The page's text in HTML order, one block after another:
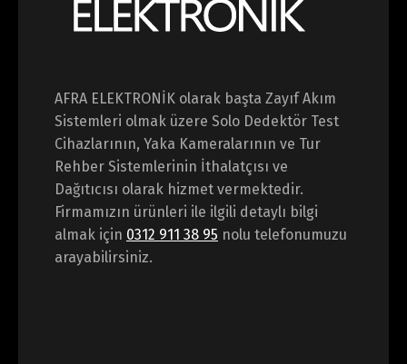
AFRA ELEKTRONİK olarak başta Zayıf Akım
Sistemleri olmak üzere Solo Dedektör Test
Cihazlarının, Yaka Kameralarının ve Tur
Rehber Sistemlerinin İthalatçısı ve
Dağıtıcısı olarak hizmet vermektedir.
Firmamızın ürünleri ile ilgili detaylı bilgi
almak için 0312 911 38 95 nolu telefonumuzu
arayabilirsiniz.